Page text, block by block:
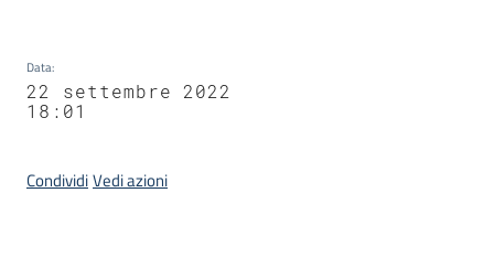
Data:
22 settembre 2022
18:01
CondividiVedi azioni